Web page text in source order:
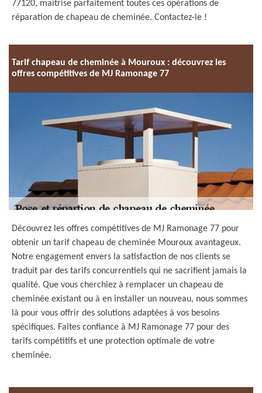
77120, maîtrise parfaitement toutes ces opérations de
réparation de chapeau de cheminée. Contactez-le !
Tarif chapeau de cheminée à Mouroux : découvrez les
offres compétitives de MJ Ramonage 77
Découvrez les offres compétitives de MJ Ramonage 77 pour
obtenir un tarif chapeau de cheminée Mouroux avantageux.
Notre engagement envers la satisfaction de nos clients se
traduit par des tarifs concurrentiels qui ne sacrifient jamais la
qualité. Que vous cherchiez à remplacer un chapeau de
cheminée existant ou à en installer un nouveau, nous sommes
là pour vous offrir des solutions adaptées à vos besoins
spécifiques. Faites confiance à MJ Ramonage 77 pour des
tarifs compétitifs et une protection optimale de votre
cheminée.